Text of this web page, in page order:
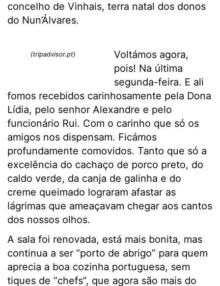
concelho de Vinhais, terra natal dos donos
do Nun’Álvares.
(tripadvisor.pt)
Voltámos agora,
pois! Na última
segunda-feira. E ali
fomos recebidos carinhosamente pela Dona
Lídia, pelo senhor Alexandre e pelo
funcionário Rui. Com o carinho que só os
amigos nos dispensam. Ficámos
profundamente comovidos. Tanto que só a
excelência do cachaço de porco preto, do
caldo verde, da canja de galinha e do
creme queimado lograram afastar as
lágrimas que ameaçavam chegar aos cantos
dos nossos olhos.
A sala foi renovada, está mais bonita, mas
continua a ser “porto de abrigo” para quem
aprecia a boa cozinha portuguesa, sem
tiques de “chefs”, que agora são mais do